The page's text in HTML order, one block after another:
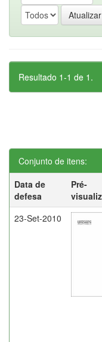
Resultado 1-1 de 1.
Conjunto de itens:
Data de
defesa
Pré-
23-Set-2010